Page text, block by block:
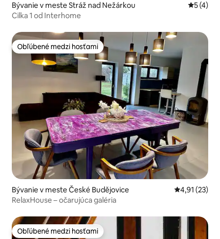
Bývanie v meste Stráž nad Nežárkou
5 (4)
Cilka 1 od Interhome
Obľúbené medzi hosťami
Obľúbené medzi hosťami
Bývanie v meste České Budějovice Priemerné
4,91 (23)
RelaxHouse – očarujúca galéria
Obľúbené medzi hosťami
Obľúbené medzi hosťami